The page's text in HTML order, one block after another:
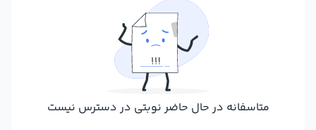
متاسفانه در حال حاضر نوبتی در دسترس نیست